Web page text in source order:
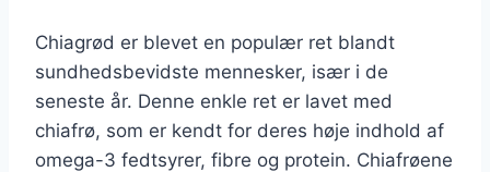
Chiagrød er blevet en populær ret blandt
sundhedsbevidste mennesker, især i de
seneste år. Denne enkle ret er lavet med
chiafrø, som er kendt for deres høje indhold af
omega-3 fedtsyrer, fibre og protein. Chiafrøene